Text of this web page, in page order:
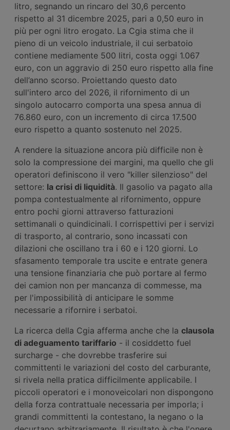
litro, segnando un rincaro del 30,6 percento
rispetto al 31 dicembre 2025, pari a 0,50 euro in
più per ogni litro erogato. La Cgia stima che il
pieno di un veicolo industriale, il cui serbatoio
contiene mediamente 500 litri, costa oggi 1.067
euro, con un aggravio di 250 euro rispetto alla fine
dell’anno scorso. Proiettando questo dato
sull'intero arco del 2026, il rifornimento di un
singolo autocarro comporta una spesa annua di
76.860 euro, con un incremento di circa 17.500
euro rispetto a quanto sostenuto nel 2025.
A rendere la situazione ancora più difficile non è
solo la compressione dei margini, ma quello che gli
operatori definiscono il vero "killer silenzioso" del
settore: la crisi di liquidità. Il gasolio va pagato alla
pompa contestualmente al rifornimento, oppure
entro pochi giorni attraverso fatturazioni
settimanali o quindicinali. I corrispettivi per i servizi
di trasporto, al contrario, sono incassati con
dilazioni che oscillano tra i 60 e i 120 giorni. Lo
sfasamento temporale tra uscite e entrate genera
una tensione finanziaria che può portare al fermo
dei camion non per mancanza di commesse, ma
per l'impossibilità di anticipare le somme
necessarie a rifornire i serbatoi.
La ricerca della Cgia afferma anche che la clausola
di adeguamento tariffario - il cosiddetto fuel
surcharge - che dovrebbe trasferire sui
committenti le variazioni del costo del carburante,
si rivela nella pratica difficilmente applicabile. I
piccoli operatori e i monoveicolari non dispongono
della forza contrattuale necessaria per imporla; i
grandi committenti la contestano, la negano o la